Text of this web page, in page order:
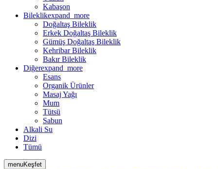
Kabaşon
Bileklikexpand_more
Doğaltaş Bileklik
Erkek Doğaltaş Bileklik
Gümüş Doğaltaş Bileklik
Kehribar Bileklik
Bakır Bileklik
Diğerexpand_more
Esans
Organik Ürünler
Masaj Yağı
Mum
Tütsü
Sabun
Alkali Su
Dizi
Tümü
menuKeşfet